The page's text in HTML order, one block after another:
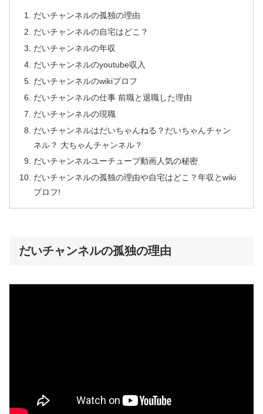
だいチャンネルの孤独の理由
だいチャンネルの自宅はどこ？
だいチャンネルの年収
だいチャンネルのyoutube収入
だいチャンネルのwikiプロフ
だいチャンネルの仕事 前職と退職した理由
だいチャンネルの現職
だいチャンネルはだいちゃんねる？だいちゃんチャン
ネル？ 大ちゃんチャンネル？
だいチャンネルユーチューブ動画人気の秘密
だいチャンネルの孤独の理由や自宅はどこ？年収とwiki
プロフ!
だいチャンネルの孤独の理由